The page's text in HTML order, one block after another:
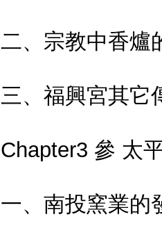
二、宗教中香爐
三、福興宮其它
Chapter3 參 太
一、南投窯業的